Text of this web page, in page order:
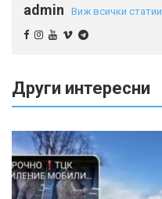
admin Виж всички статии
Други интересни